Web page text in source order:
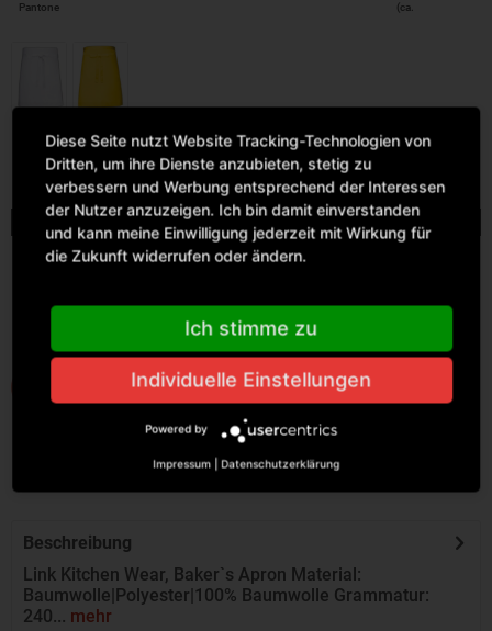
Pantone (ca.
Farben Größen Lager Einzelpreis Menge
cm
83
Lieferzeit ca. 1-3
Werktage
IN DEN WARENKORB
Beschreibung
Link Kitchen Wear, Baker`s Apron Material:
Baumwolle|Polyester|100% Baumwolle Grammatur:
240... mehr
Diese Seite nutzt Website Tracking-Technologien von
Dritten, um ihre Dienste anzubieten, stetig zu
verbessern und Werbung entsprechend der Interessen
der Nutzer anzuzeigen. Ich bin damit einverstanden
und kann meine Einwilligung jederzeit mit Wirkung für
die Zukunft widerrufen oder ändern.
Ich stimme zu
Individuelle Einstellungen
Powered by
Impressum | Datenschutzerklärung